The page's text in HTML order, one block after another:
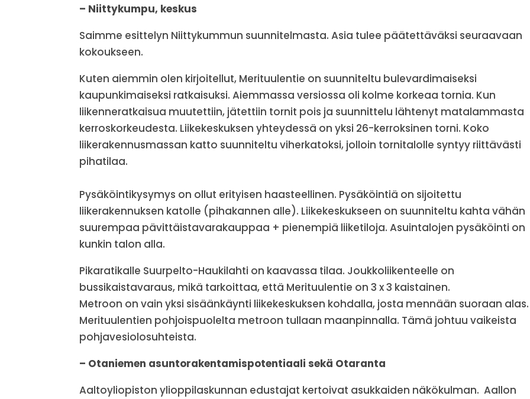
– Niittykumpu, keskus
Saimme esittelyn Niittykummun suunnitelmasta. Asia tulee päätettäväksi seuraavaan
kokoukseen.
Kuten aiemmin olen kirjoitellut, Merituulentie on suunniteltu bulevardimaiseksi
kaupunkimaiseksi ratkaisuksi. Aiemmassa versiossa oli kolme korkeaa tornia. Kun
liikenneratkaisua muutettiin, jätettiin tornit pois ja suunnittelu lähtenyt matalammasta
kerroskorkeudesta. Liikekeskuksen yhteydessä on yksi 26-kerroksinen torni. Koko
liikerakennusmassan katto suunniteltu viherkatoksi, jolloin tornitalolle syntyy riittävästi
pihatilaa.
Pysäköintikysymys on ollut erityisen haasteellinen. Pysäköintiä on sijoitettu
liikerakennuksen katolle (pihakannen alle). Liikekeskukseen on suunniteltu kahta vähän
suurempaa pävittäistavarakauppaa + pienempiä liiketiloja. Asuintalojen pysäköinti on
kunkin talon alla.
Pikaratikalle Suurpelto-Haukilahti on kaavassa tilaa. Joukkoliikenteelle on
bussikaistavaraus, mikä tarkoittaa, että Merituulentie on 3 x 3 kaistainen.
Metroon on vain yksi sisäänkäynti liikekeskuksen kohdalla, josta mennään suoraan alas.
Merituulentien pohjoispuolelta metroon tullaan maanpinnalla. Tämä johtuu vaikeista
pohjavesiolosuhteista.
– Otaniemen asuntorakentamispotentiaali sekä Otaranta
Aaltoyliopiston ylioppilaskunnan edustajat kertoivat asukkaiden näkökulman. Aallon